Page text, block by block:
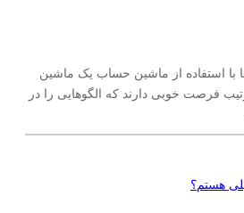
با استفاده از ماشین حساب یک ماشین
فرصت خوبی دارند که الگوهایی را در